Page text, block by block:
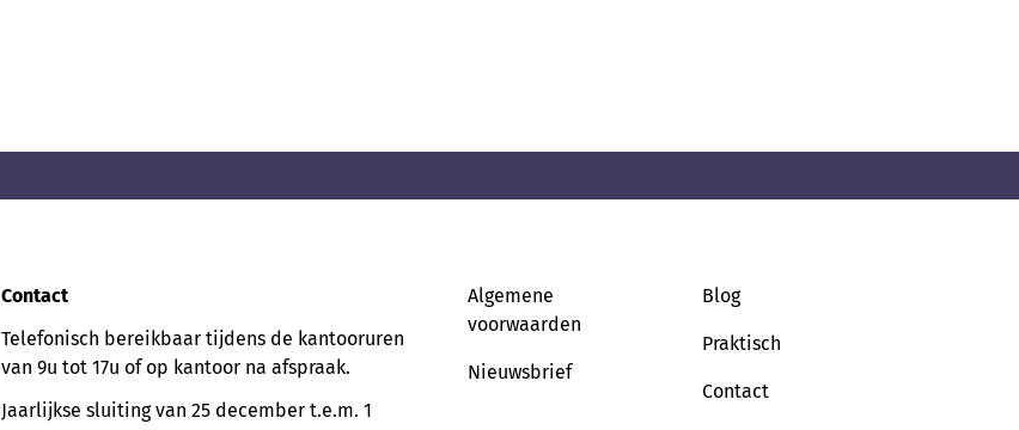
Contact
Telefonisch bereikbaar tijdens de kantooruren
van 9u tot 17u of op kantoor na afspraak.
Jaarlijkse sluiting van 25 december t.e.m. 1
Algemene
voorwaarden
Nieuwsbrief
Blog
Praktisch
Contact